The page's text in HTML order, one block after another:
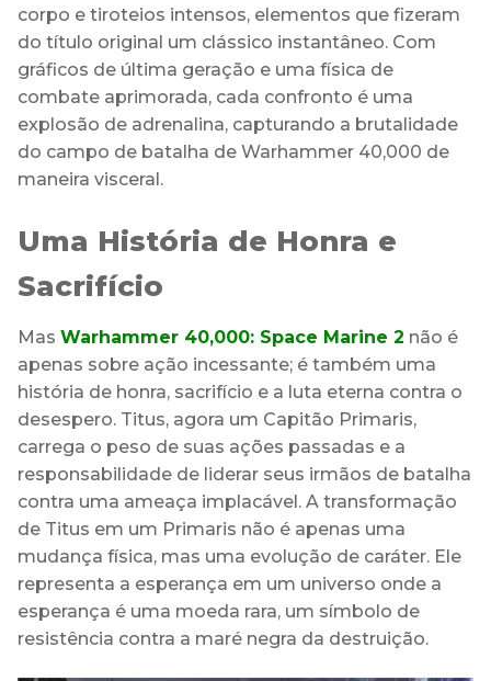
corpo e tiroteios intensos, elementos que fizeram
do título original um clássico instantâneo. Com
gráficos de última geração e uma física de
combate aprimorada, cada confronto é uma
explosão de adrenalina, capturando a brutalidade
do campo de batalha de Warhammer 40,000 de
maneira visceral.
Uma História de Honra e
Sacrifício
Mas Warhammer 40,000: Space Marine 2 não é
apenas sobre ação incessante; é também uma
história de honra, sacrifício e a luta eterna contra o
desespero. Titus, agora um Capitão Primaris,
carrega o peso de suas ações passadas e a
responsabilidade de liderar seus irmãos de batalha
contra uma ameaça implacável. A transformação
de Titus em um Primaris não é apenas uma
mudança física, mas uma evolução de caráter. Ele
representa a esperança em um universo onde a
esperança é uma moeda rara, um símbolo de
resistência contra a maré negra da destruição.